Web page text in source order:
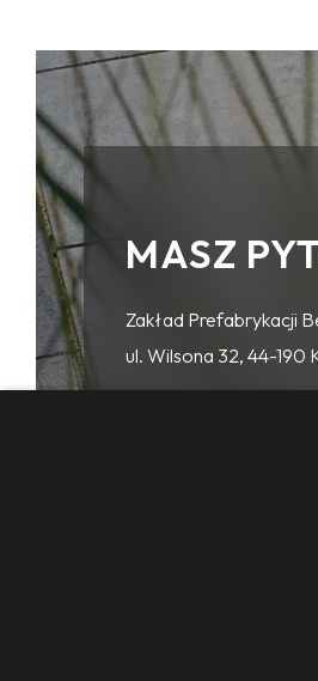
MASZ
Zakład Prefabrykacji
ul. Wilsona 32, 44-190